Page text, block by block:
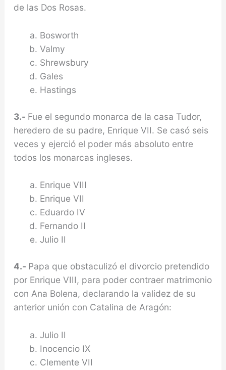
de las Dos Rosas.
Bosworth
Valmy
Shrewsbury
Gales
Hastings
3.- Fue el segundo monarca de la casa Tudor,
heredero de su padre, Enrique VII. Se casó seis
veces y ejerció el poder más absoluto entre
todos los monarcas ingleses.
Enrique VIII
Enrique VII
Eduardo IV
Fernando II
Julio II
4.- Papa que obstaculizó el divorcio pretendido
por Enrique VIII, para poder contraer matrimonio
con Ana Bolena, declarando la validez de su
anterior unión con Catalina de Aragón:
Julio II
Inocencio IX
Clemente VII